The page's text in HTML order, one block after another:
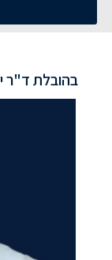
בהובלת ד"ר